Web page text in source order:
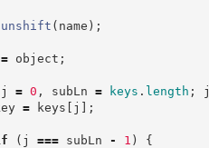
unshift ( name ) ;
= object ;
j = 0 , subLn = keys . length ;
= keys [ j ] ;
( j === subLn - 1 )
{